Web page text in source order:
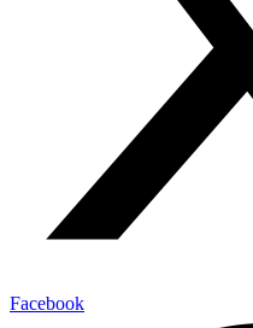
Facebook